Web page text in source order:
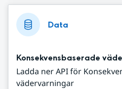
Data
Konsekvensbaserade
Ladda ner API för
vädervarningar